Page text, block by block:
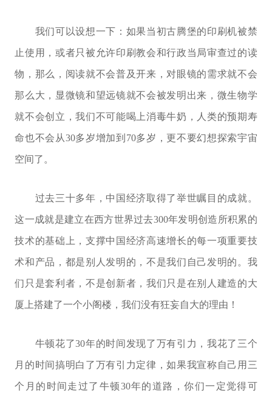
我们可以设想一下：如果当初古腾堡的印刷机被禁
止使用，或者只被允许印刷教会和行政当局审查过的读
物，那么，阅读就不会普及开来，对眼镜的需求就不会
那么大，显微镜和望远镜就不会被发明出来，微生物学
就不会创立，我们不可能喝上消毒牛奶，人类的预期寿
命也不会从30多岁增加到70多岁，更不要幻想探索宇宙
空间了。
过去三十多年，中国经济取得了举世瞩目的成就。
这一成就是建立在西方世界过去300年发明创造所积累的
技术的基础上，支撑中国经济高速增长的每一项重要技
术和产品，都是别人发明的，不是我们自己发明的。我
们只是套利者，不是创新者，我们只是在别人建造的大
厦上搭建了一个小阁楼，我们没有狂妄自大的理由！
牛顿花了30年的时间发现了万有引力，我花了三个
月的时间搞明白了万有引力定律，如果我宣称自己用三
个月的时间走过了牛顿30年的道路，你们一定觉得可